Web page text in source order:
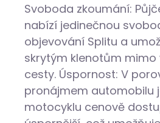
Svoboda zkoumání:
nabízí jedinečnou
objevování Splitu a
skrytým klenotům mimo
cesty. Úspornost: V
pronájmem automobilu
motocyklu cenově